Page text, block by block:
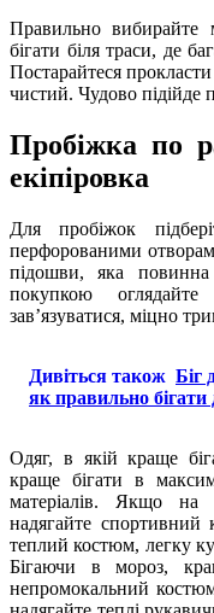
Правильно вибирайте
бігати біля траси, де
Постарайтеся
чистий. Чудово підійде
Пробіжка по
екіпіровка
Для пробіжок
перфорованими
підошви, яка
покупкою
зав’язуватися, міцно
Дивіться також Біг
як правильно бігати
Одяг, в якій краще
краще бігати в
матеріалів. Якщо на
надягайте
теплий костюм, легку
Бігаючи в мороз,
непромокальний